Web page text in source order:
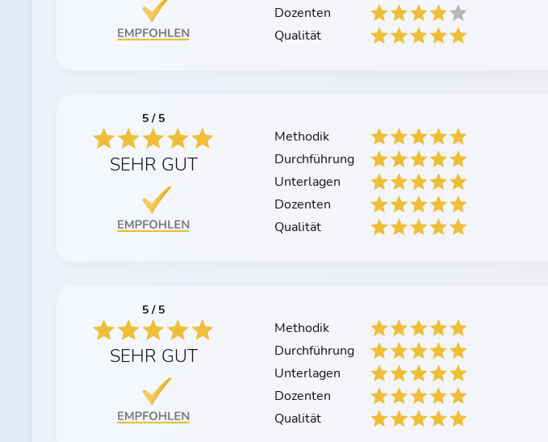
Dozenten
Qualität
5 / 5
SEHR GUT
Methodik
Durchführung
Unterlagen
Dozenten
Qualität
5 / 5
SEHR GUT
Methodik
Durchführung
Unterlagen
Dozenten
Qualität